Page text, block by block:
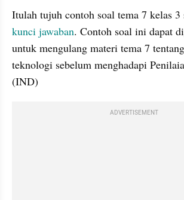
kunci jawaban. Contoh soal ini dapat
untuk mengulang materi tema 7
teknologi sebelum menghadapi
(IND)
ADVERTISEMENT